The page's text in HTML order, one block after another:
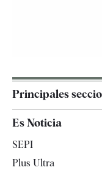
Principales
España
Es Noticia
SEPI
Plus Ultra